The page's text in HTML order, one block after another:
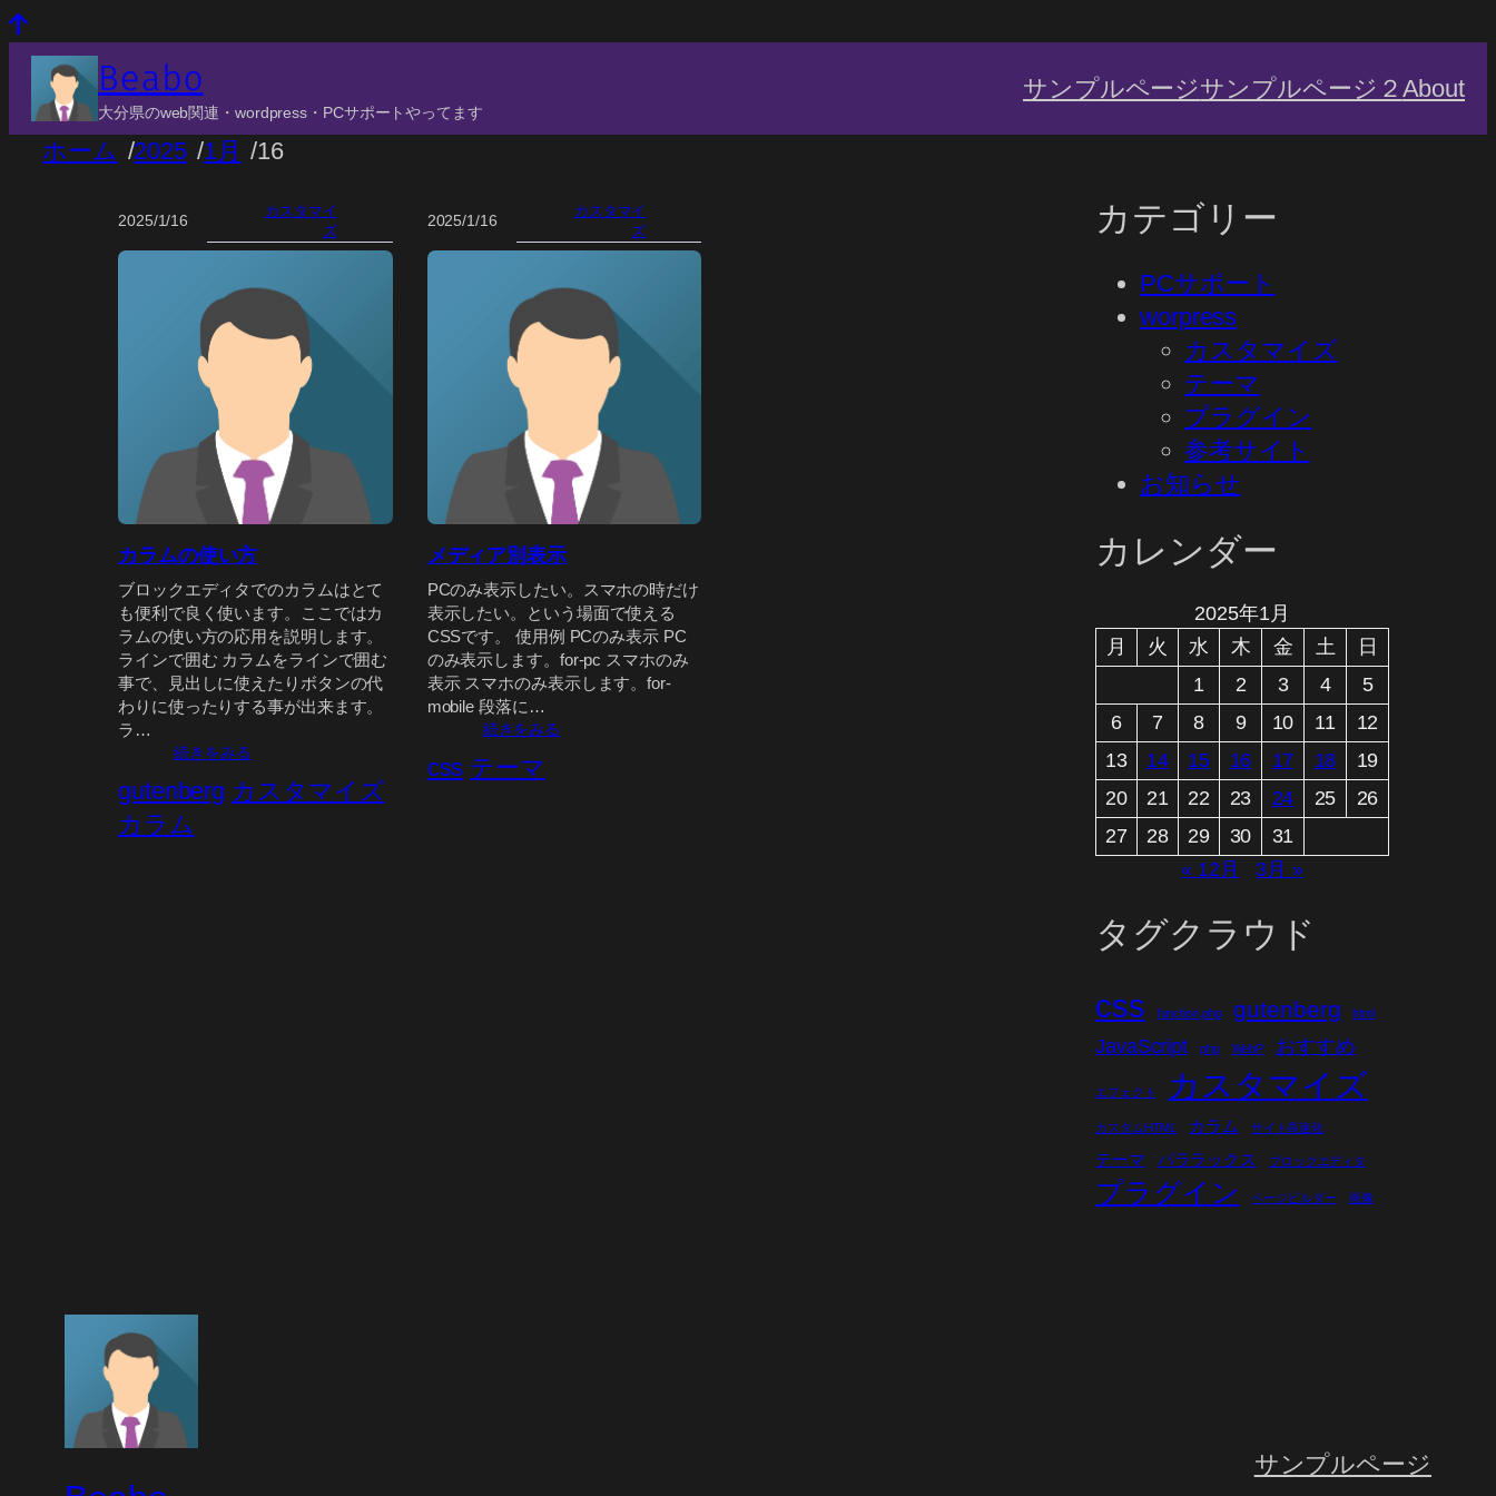
Beabo
大分県のweb関連・wordpress・PCサポートやってます
サンプルページサンプルページ２ About
ホーム /2025 /1月 /16
2025/1/16
カスタマイ
ズ
カラムの使い方
ブロックエディタでのカラムはとて
も便利で良く使います。ここではカ
ラムの使い方の応用を説明します。
ラインで囲む カラムをラインで囲む
事で、見出しに使えたりボタンの代
わりに使ったりする事が出来ます。
ラ…
続きをみる
ラ
gutenberg カスタマイズ
カラム
2025/1/16
カスタマイ
ズ
メディア別表示
PCのみ表示したい。スマホの時だけ
表示したい。という場面で使える
CSSです。 使用例 PCのみ表示 PC
のみ表示します。for-pc スマホのみ
表示 スマホのみ表示します。for-
mobile 段落に…
続きをみる
css テーマ
カテゴリー
PCサポート
worpress
カスタマイズ
テーマ
プラグイン
参考サイト
お知らせ
カレンダー
2025年1月
月
火 水 木 金 土
日
1
2 3 4
5
6
7 8 9 10 11
12
13
14 15 16 17 18
19
20
21 22 23 24 25
26
27
28 29 30
31
« 12月
3月 »
タグクラウド
css function.php gutenberg html
JavaScript php WebP おすすめ
エフェクト カスタマイズ
カスタムHTML カラム サイト高速化
テーマ パララックス ブロックエディタ
プラグイン ページビルダー 画像
サンプルページ